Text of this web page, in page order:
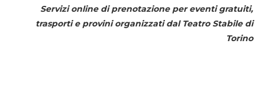
Servizi online di prenotazione per eventi gratuiti,
trasporti e provini organizzati dal Teatro Stabile di
Torino